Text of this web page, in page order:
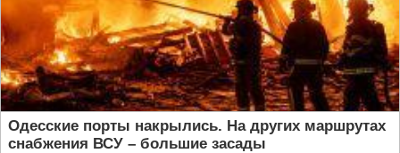
Одесские порты накрылись. На других маршрутах
снабжения ВСУ – большие засады